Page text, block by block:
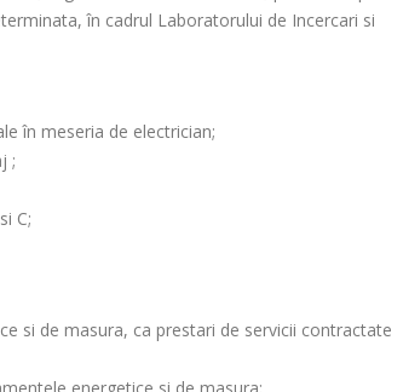
în cadrul Laboratorului de Incercari si
în meseria de electrician;
;
C;
si de masura, ca prestari de servicii contractate